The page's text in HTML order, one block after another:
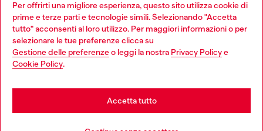
Per offrirti una migliore esperienza, questo sito utilizza cookie di
prime e terze parti e tecnologie simili. Selezionando "Accetta
tutto" acconsenti al loro utilizzo. Per maggiori informazioni o per
selezionare le tue preferenze clicca su
Gestione delle preferenzeo leggi la nostra Privacy Policye
Cookie Policy.
Accetta tutto
profit del gruppo OTB che sostiene progetti concreti per
giovani, donne, inclusione ed emergenze in tutto il mondo.
Choose your location
You are currently browsing Italia website, but it seems you may
be based in United States